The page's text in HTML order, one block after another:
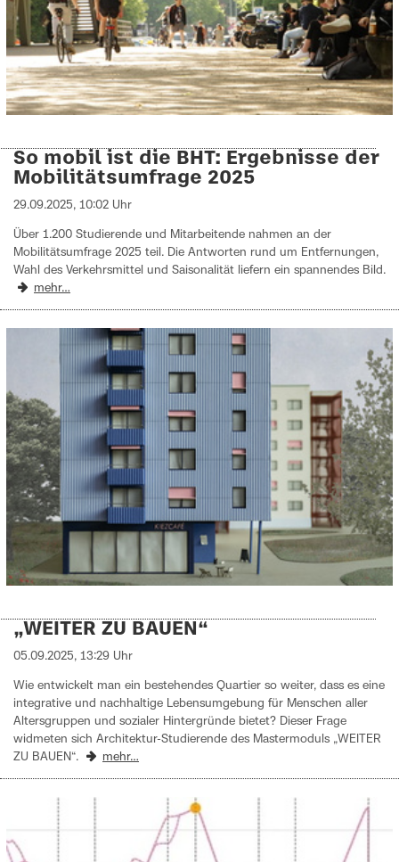
So mobil ist die BHT: Ergebnisse der
Mobilitätsumfrage 2025
29.09.2025, 10:02 Uhr
Über 1.200 Studierende und Mitarbeitende nahmen an der
Mobilitätsumfrage 2025 teil. Die Antworten rund um Entfernungen,
Wahl des Verkehrsmittel und Saisonalität liefern ein spannendes Bild.
mehr…
„WEITER ZU BAUEN“
05.09.2025, 13:29 Uhr
Wie entwickelt man ein bestehendes Quartier so weiter, dass es eine
integrative und nachhaltige Lebensumgebung für Menschen aller
Altersgruppen und sozialer Hintergründe bietet? Dieser Frage
widmeten sich Architektur-Studierende des Mastermoduls „WEITER
ZU BAUEN“.
mehr…